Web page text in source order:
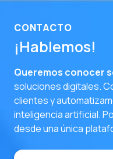
CONTACTO
¡Hablemos!
Queremos conocer
soluciones digitales.
clientes y
inteligencia artificial.
desde una única